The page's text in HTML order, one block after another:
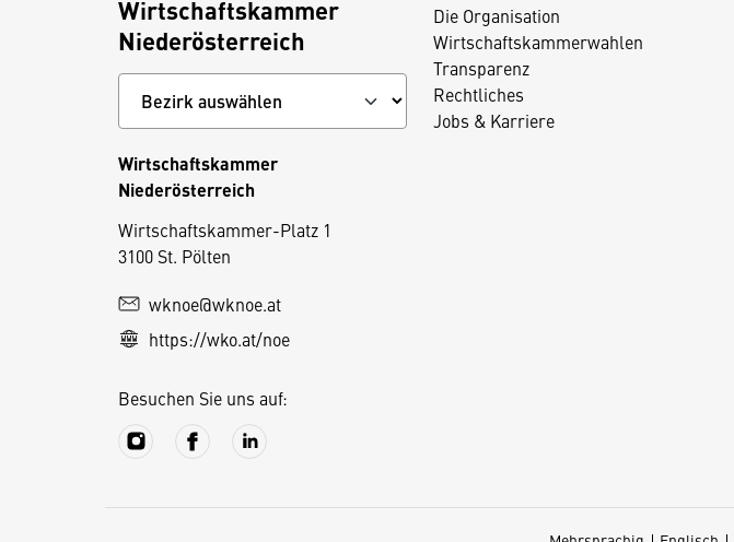
Die Organisation
Wirtschaftskammerwahlen
Transparenz
Rechtliches
Jobs & Karriere
Wirtschaftskammer
Niederösterreich
Wirtschaftskammer
Niederösterreich
Wirtschaftskammer-Platz 1
3100 St. Pölten
wknoe@wknoe.at
https://wko.at/noe
Besuchen Sie uns auf: